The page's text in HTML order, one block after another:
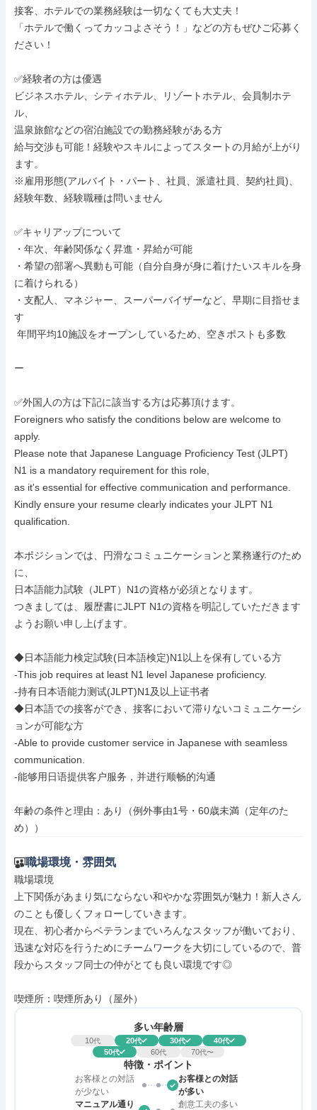
接客、ホテルでの業務経験は一切なくても大丈夫！
「ホテルで働くってカッコよさそう！」などの方もぜひご応募く
ださい！
✅経験者の方は優遇
ビジネスホテル、シティホテル、リゾートホテル、会員制ホテ
ル、
温泉旅館などの宿泊施設での勤務経験がある方
給与交渉も可能！経験やスキルによってスタートの月給が上がり
ます。
※雇用形態(アルバイト・パート、社員、派遣社員、契約社員)、
経験年数、経験職種は問いません
✅キャリアップについて
・年次、年齢関係なく昇進・昇給が可能
・希望の部署へ異動も可能（自分自身が身に着けたいスキルを身
に着けられる）
・支配人、マネジャー、スーパーバイザーなど、早期に目指せま
す
ー
✅外国人の方は下記に該当する方は応募頂けます。
Foreigners who satisfy the conditions below are welcome to
apply.
Please note that Japanese Language Proficiency Test (JLPT)
N1 is a mandatory requirement for this role,
as it's essential for effective communication and performance.
Kindly ensure your resume clearly indicates your JLPT N1
qualification.
本ポジションでは、円滑なコミュニケーションと業務遂行のため
に、
日本語能力試験（JLPT）N1の資格が必須となります。
つきましては、履歴書にJLPT N1の資格を明記していただきます
ようお願い申し上げます。
◆日本語能力検定試験(日本語検定)N1以上を保有している方
-This job requires at least N1 level Japanese proficiency.
-持有日本语能力测试(JLPT)N1及以上证书者
◆日本語での接客ができ、接客において滞りないコミュニケーシ
ョンが可能な方
-Able to provide customer service in Japanese with seamless
communication.
-能够用日语提供客户服务，并进行顺畅的沟通
年齢の条件と理由：あり（例外事由1号・60歳未満（定年のた
め））
職場環境・雰囲気
職場環境
上下関係があまり気にならない和やかな雰囲気が魅力！新人さん
のことも優しくフォローしていきます。
現在、初心者からベテランまでいろんなスタッフが働いており、
迅速な対応を行うためにチームワークを大切にしているので、普
段からスタッフ同士の仲がとても良い環境です◎
喫煙所：喫煙所あり（屋外）
多い年齢層
10代 20代 30代 40代
50代 60代 70代〜
特徴・ポイント
お客様との対話
が少ない
お客様との対話
が多い
マニュアル通り
創意工夫の多い